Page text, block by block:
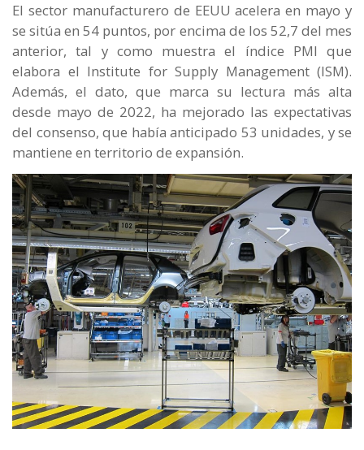
El sector manufacturero de EEUU acelera en mayo y
se sitúa en 54 puntos, por encima de los 52,7 del mes
anterior, tal y como muestra el índice PMI que
elabora el Institute for Supply Management (ISM).
Además, el dato, que marca su lectura más alta
desde mayo de 2022, ha mejorado las expectativas
del consenso, que había anticipado 53 unidades, y se
mantiene en territorio de expansión.